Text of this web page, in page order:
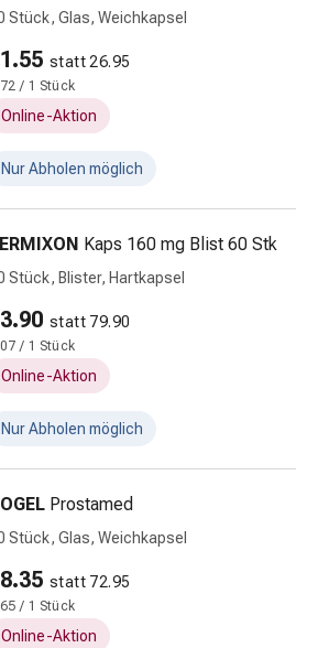
Stück, Glas, Weichkapsel
statt 26.95
/ 1 Stück
Online-Aktion
Nur Abholen möglich
Kaps 160 mg Blist 60 Stk
Stück, Blister, Hartkapsel
statt 79.90
/ 1 Stück
Online-Aktion
Nur Abholen möglich
Prostamed
Stück, Glas, Weichkapsel
statt 72.95
/ 1 Stück
Online-Aktion